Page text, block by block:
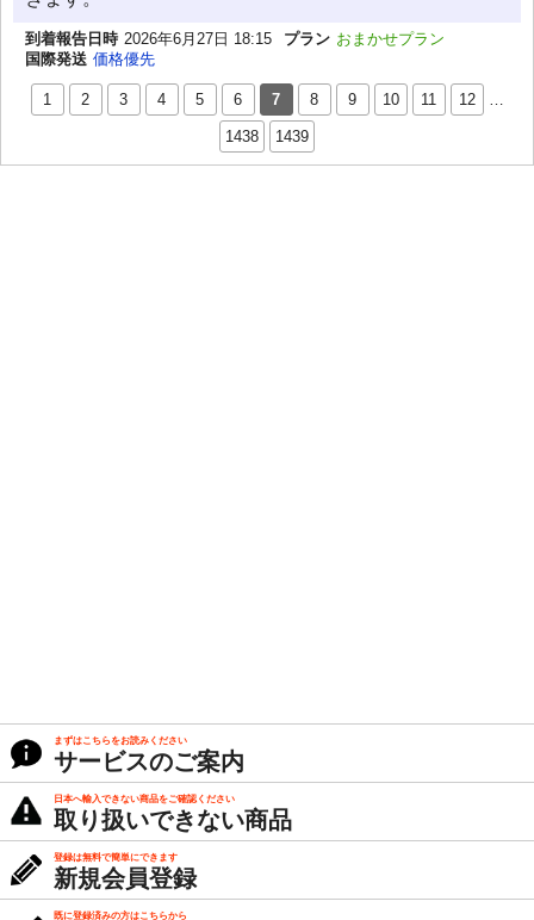
到着報告日時 2026年6月27日 18:15 プラン おまかせプラン
国際発送 価格優先
1 2 3 4 5 6 7 8 9 10 11 12 …
1438 1439
まずはこちらをお読みください
サービスのご案内
日本へ輸入できない商品をご確認ください
取り扱いできない商品
登録は無料で簡単にできます
新規会員登録
既に登録済みの方はこちらから